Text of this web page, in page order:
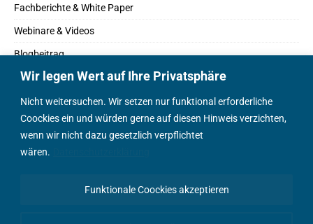
Wir legen Wert auf Ihre Privatsphäre
Nicht weitersuchen. Wir setzen nur funktional erforderliche
Coockies ein und würden gerne auf diesen Hinweis verzichten,
wenn wir nicht dazu gesetzlich verpflichtet
wären.
Funktionale Coockies akzeptieren
Fachberichte & White Paper
Webinare & Videos
Blogbeitrag
Fachbücher
Marktreport
Podcasts
Positionspapier
English Content